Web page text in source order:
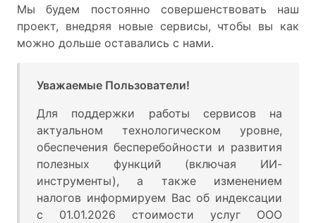
Мы будем постоянно совершенствовать наш
проект, внедряя новые сервисы, чтобы вы как
можно дольше оставались с нами.
Уважаемые Пользователи!
Для поддержки работы сервисов на
актуальном технологическом уровне,
обеспечения бесперебойности и развития
полезных функций (включая ИИ-
инструменты), а также изменением
налогов информируем Вас об индексации
с 01.01.2026 стоимости услуг ООО